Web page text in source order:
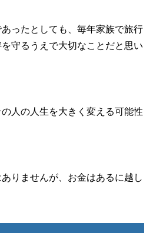
ったとしても、毎年家族で旅行
守るうえで大切なことだと思い
人の人生を大きく変える可能性
りませんが、お金はあるに越し